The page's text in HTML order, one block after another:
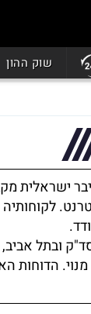
שוק ההון
ישראלית
ובתל
הדוחות